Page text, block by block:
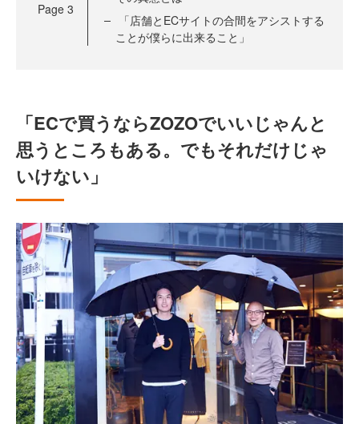
Page 3
「店舗とECサイトの合間をアシストする
ことが僕らに出来ること」
「ECで買うならZOZOでいいじゃんと
思うところもある。でもそれだけじゃ
いけない」